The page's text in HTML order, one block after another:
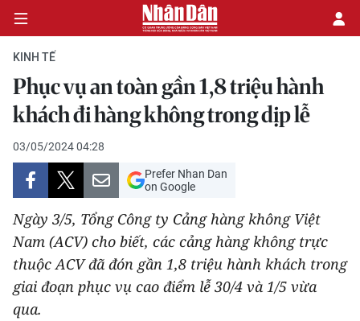
CHÍNH TRỊ
KINH TẾ
VĂN HÓA
XÃ HỘI
PHÁP LUẬT
DU LỊCH
KINH TẾ
Phục vụ an toàn gần 1,8 triệu hành
khách đi hàng không trong dịp lễ
03/05/2024 04:28
Prefer Nhan Dan
on Google
Ngày 3/5, Tổng Công ty Cảng hàng không Việt
Nam (ACV) cho biết, các cảng hàng không trực
thuộc ACV đã đón gần 1,8 triệu hành khách trong
giai đoạn phục vụ cao điểm lễ 30/4 và 1/5 vừa
qua.